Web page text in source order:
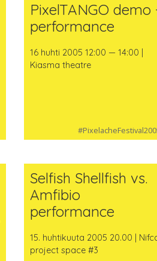
PixelTANGO demo
performance
16 huhti 2005 12:00 — 14:00 |
Kiasma theatre
Selfish Shellfish vs.
Amfibio
performance
15. huhtikuuta 2005 20.00 |
project space #3